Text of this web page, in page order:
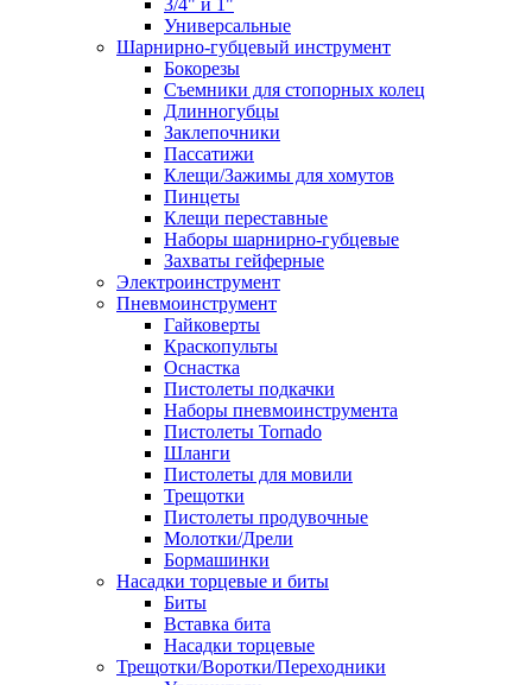
3/4" и 1"
Универсальные
Шарнирно-губцевый инструмент
Бокорезы
Съемники для стопорных колец
Длинногубцы
Заклепочники
Пассатижи
Клещи/Зажимы для хомутов
Пинцеты
Клещи переставные
Наборы шарнирно-губцевые
Захваты гейферные
Электроинструмент
Пневмоинструмент
Гайковерты
Краскопульты
Оснастка
Пистолеты подкачки
Наборы пневмоинструмента
Пистолеты Tornado
Шланги
Пистолеты для мовили
Трещотки
Пистолеты продувочные
Молотки/Дрели
Бормашинки
Насадки торцевые и биты
Биты
Вставка бита
Насадки торцевые
Трещотки/Воротки/Переходники